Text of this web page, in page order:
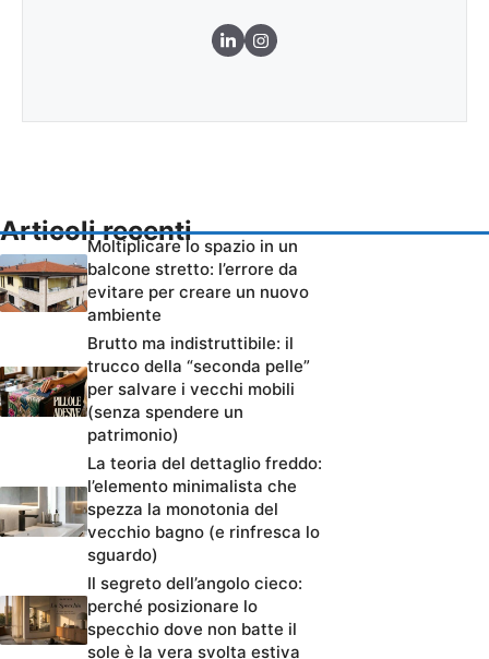
Articoli recenti
Moltiplicare lo spazio in un
balcone stretto: l’errore da
evitare per creare un nuovo
ambiente
Brutto ma indistruttibile: il
trucco della “seconda pelle”
per salvare i vecchi mobili
(senza spendere un
patrimonio)
La teoria del dettaglio freddo:
l’elemento minimalista che
spezza la monotonia del
vecchio bagno (e rinfresca lo
sguardo)
Il segreto dell’angolo cieco:
perché posizionare lo
specchio dove non batte il
sole è la vera svolta estiva